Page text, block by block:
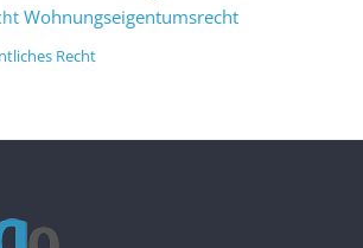
Wohnungseigentumsrecht
Recht